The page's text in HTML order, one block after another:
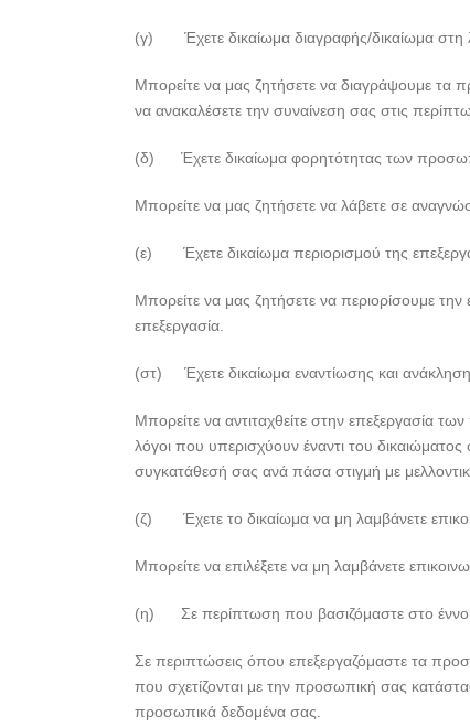
(γ) Έχετε δικαίωμα διαγραφής/δικαίωμα στη
Μπορείτε να μας ζητήσετε να διαγράψουμε τα
να ανακαλέσετε την συναίνεση σας στις
(δ) Έχετε δικαίωμα φορητότητας των
Μπορείτε να μας ζητήσετε να λάβετε σε
(ε) Έχετε δικαίωμα περιορισμού της
Μπορείτε να μας ζητήσετε να περιορίσουμε
επεξεργασία.
(στ) Έχετε δικαίωμα εναντίωσης και
Μπορείτε να αντιταχθείτε στην επεξεργασία
λόγοι που υπερισχύουν έναντι του
συγκατάθεσή σας ανά πάσα στιγμή με
(ζ) Έχετε το δικαίωμα να μη λαμβάνετε
Μπορείτε να επιλέξετε να μη λαμβάνετε
(η) Σε περίπτωση που βασιζόμαστε στο
Σε περιπτώσεις όπου επεξεργαζόμαστε τα
που σχετίζονται με την προσωπική σας
προσωπικά δεδομένα σας.